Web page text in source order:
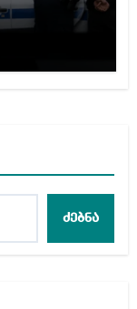
ან
და
ძებნა